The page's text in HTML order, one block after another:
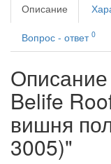
Описание
Вопрос - ответ 0
Belife
вишня
3005)"